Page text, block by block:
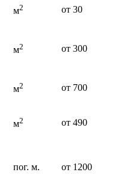
м2 от 30
м2 от 300
м2 от 700
м2 от 490
пог. м. от 1200